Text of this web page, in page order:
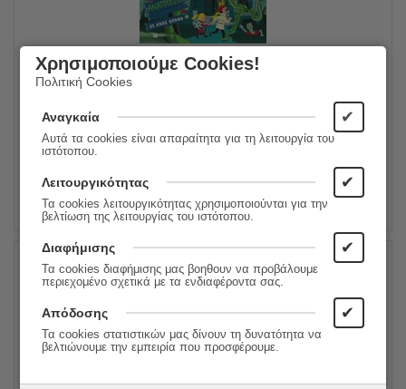
Ανατριχίλες (Σειρά: Γρίφοι σε κάθε όροφο, τόμος 4)
Εκδόσεις:
Εκδόσεις Πατάκη 11.25
10%
Χρησιμοποιούμε Cookies!
Πολιτική Cookies
Αναγκαία ✔
Αυτά τα cookies είναι απαραίτητα για τη λειτουργία του
ιστότοπου.
Λειτουργικότητας ✔
Τα cookies λειτουργικότητας χρησιμοποιούνται για την
βελτίωση της λειτουργίας του ιστότοπου.
Διαφήμισης ✔
Τα cookies διαφήμισης μας βοηθουν να προβάλουμε
περιεχομένο σχετικά με τα ενδιαφέροντα σας.
Απόδοσης ✔
Τα cookies στατιστικών μας δίνουν τη δυνατότητα να
βελτιώνουμε την εμπειρία που προσφέρουμε.